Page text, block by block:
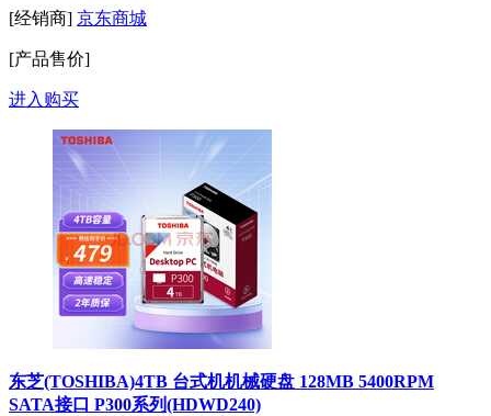
[经销商] 京东商城
[产品售价]
进入购买
东芝(TOSHIBA)4TB 台式机机械硬盘 128MB 5400RPM
SATA接口 P300系列(HDWD240)